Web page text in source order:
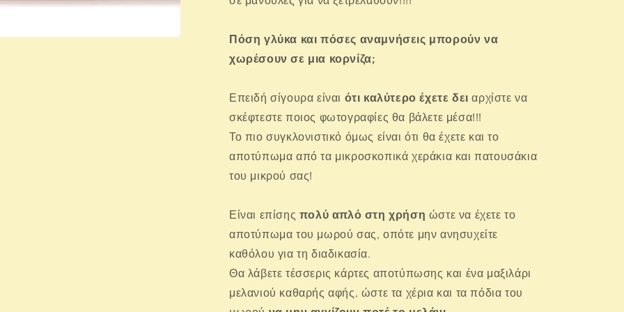
Πόση γλύκα και πόσες αναμνήσεις μπορούν να
χωρέσουν σε μια κορνίζα;
Επειδή σίγουρα είναι ότι καλύτερο έχετε δει αρχίστε να
σκέφτεστε ποιος φωτογραφίες θα βάλετε μέσα!!!
Το πιο συγκλονιστικό όμως είναι ότι θα έχετε και το
αποτύπωμα από τα μικροσκοπικά χεράκια και πατουσάκια
του μικρού σας!
Είναι επίσης πολύ απλό στη χρήση ώστε να έχετε το
αποτύπωμα του μωρού σας, οπότε μην ανησυχείτε
καθόλου για τη διαδικασία.
Θα λάβετε τέσσερις κάρτες αποτύπωσης και ένα μαξιλάρι
μελανιού καθαρής αφής, ώστε τα χέρια και τα πόδια του